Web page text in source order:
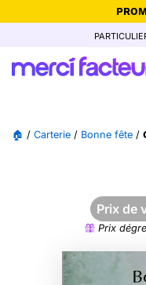
-30% de réduction avec
🏠 / Carterie / Bonne fête /
Prix de
Prix